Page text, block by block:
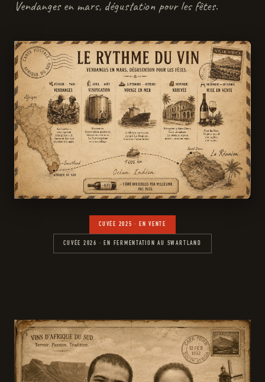
Vendanges en mars, dégustation pour les fêtes.
CUVÉE 2025 · EN VENTE
CUVÉE 2026 · EN FERMENTATION AU SWARTLAND